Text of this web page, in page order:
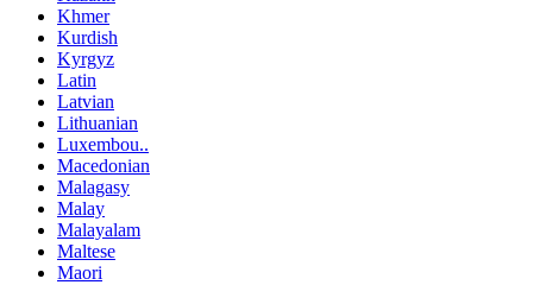
Khmer
Kurdish
Kyrgyz
Latin
Latvian
Lithuanian
Luxembou..
Macedonian
Malagasy
Malay
Malayalam
Maltese
Maori